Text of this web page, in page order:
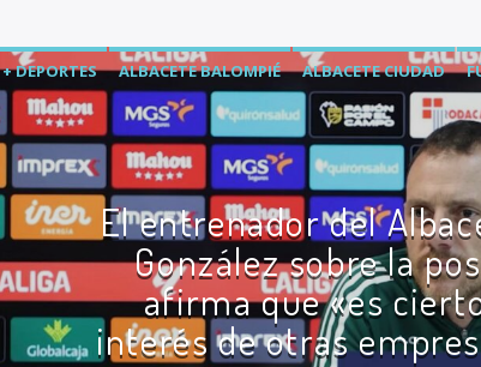
+ DEPORTES ALBACETE BALOMPIÉ ALBACETE CIUDAD
RADIO MARCA ALBACETE
ÚLTIMA HORA
El entrenador del
González sobre la
afirma que «es
interés de otras